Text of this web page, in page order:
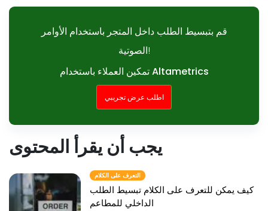
قم بتبسيط الطلب داخل المتجر باستخدام الأوامر
الصوتية!
تمكين العملاء باستخدام Altametrics
اطلب عرض تجريبي
يجب أن يقرأ المحتوى
التعرف على الكلام
كيف يمكن للتعرف على الكلام تبسيط الطلب
الداخلي للمطاعم